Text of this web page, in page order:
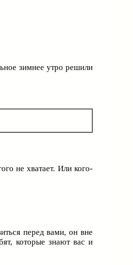
зимнее утро решили
не хватает. Или кого-
перед вами, он вне
которые знают вас и